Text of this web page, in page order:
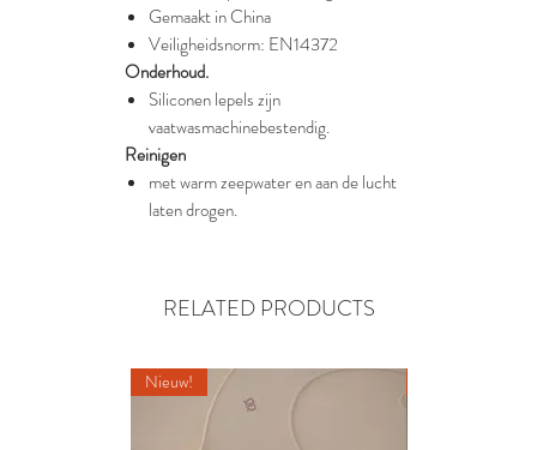
Gemaakt in China
Veiligheidsnorm: EN14372
Onderhoud.
Siliconen lepels zijn
vaatwasmachinebestendig.
Reinigen
met warm zeepwater en aan de lucht
laten drogen.
RELATED PRODUCTS
Nieuw!